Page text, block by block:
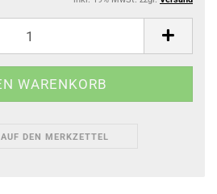
AUF DEN MERKZETTEL